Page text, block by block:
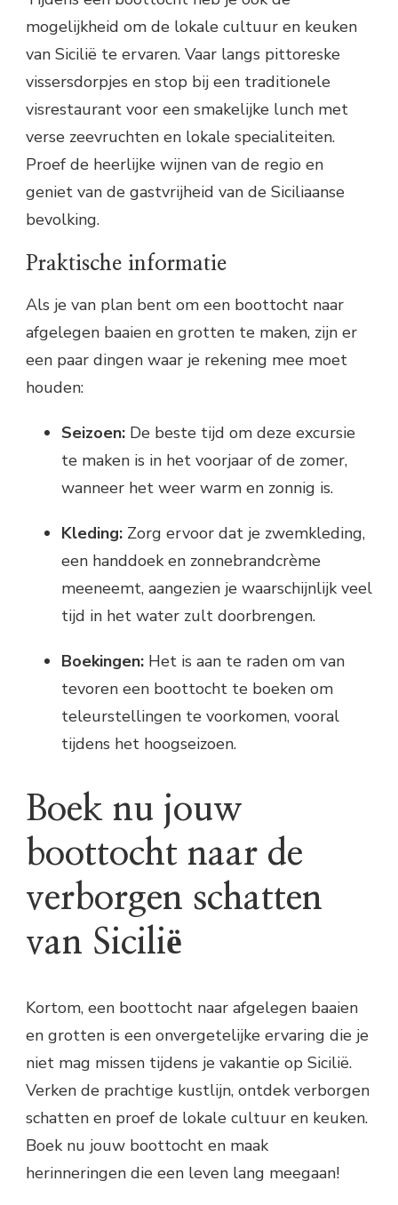
mogelijkheid om de lokale cultuur en keuken
van Sicilië te ervaren. Vaar langs pittoreske
vissersdorpjes en stop bij een traditionele
visrestaurant voor een smakelijke lunch met
verse zeevruchten en lokale specialiteiten.
Proef de heerlijke wijnen van de regio en
geniet van de gastvrijheid van de Siciliaanse
bevolking.
Praktische informatie
Als je van plan bent om een boottocht naar
afgelegen baaien en grotten te maken, zijn er
een paar dingen waar je rekening mee moet
houden:
Seizoen: De beste tijd om deze excursie
te maken is in het voorjaar of de zomer,
wanneer het weer warm en zonnig is.
Kleding: Zorg ervoor dat je zwemkleding,
een handdoek en zonnebrandcrème
meeneemt, aangezien je waarschijnlijk veel
tijd in het water zult doorbrengen.
Boekingen: Het is aan te raden om van
tevoren een boottocht te boeken om
teleurstellingen te voorkomen, vooral
tijdens het hoogseizoen.
Boek nu jouw
boottocht naar de
verborgen schatten
van Sicilië
Kortom, een boottocht naar afgelegen baaien
en grotten is een onvergetelijke ervaring die je
niet mag missen tijdens je vakantie op Sicilië.
Verken de prachtige kustlijn, ontdek verborgen
schatten en proef de lokale cultuur en keuken.
Boek nu jouw boottocht en maak
herinneringen die een leven lang meegaan!